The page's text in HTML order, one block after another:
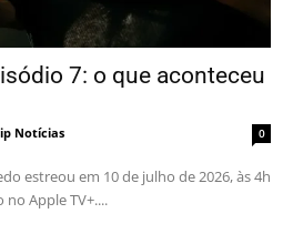
7: o que aconteceu
Notícias 0
estreou em 10 de julho de 2026, às 4h
Apple TV+....